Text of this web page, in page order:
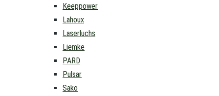
Keeppower
Lahoux
Laserluchs
Liemke
PARD
Pulsar
Sako